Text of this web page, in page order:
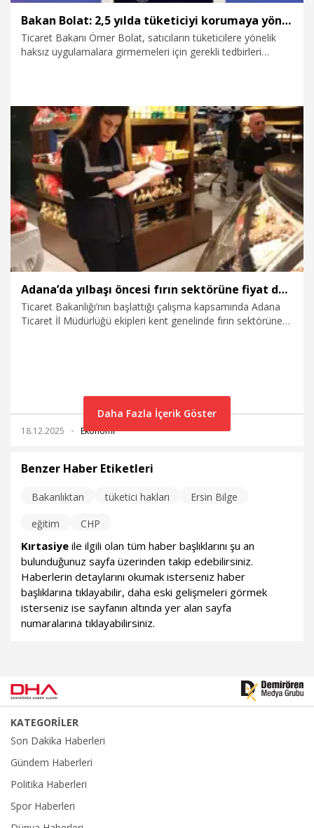
Bakan Bolat: 2,5 yılda tüketiciyi korumaya yönelik 6,8 milyar lira ceza uygulandı
Ticaret Bakanı Ömer Bolat, satıcıların tüketicilere yönelik
haksız uygulamalara girmemeleri için gerekli tedbirleri
idari para cezası uygulandı” dedi.
19.12.2025 Ekonomi
Adana’da yılbaşı öncesi fırın sektörüne fiyat denetimi
Ticaret Bakanlığı’nın başlattığı çalışma kapsamında Adana
Ticaret İl Müdürlüğü ekipleri kent genelinde fırın sektörüne
18.12.2025 Ekonomi
Daha Fazla İçerik Göster
Benzer Haber Etiketleri
Bakanlıktan tüketici hakları
Ersin Bilge
eğitim
CHP
Kırtasiye ile ilgili olan tüm haber başlıklarını şu an
bulunduğunuz sayfa üzerinden takip edebilirsiniz.
Haberlerin detaylarını okumak isterseniz haber
başlıklarına tıklayabilir, daha eski gelişmeleri görmek
isterseniz ise sayfanın altında yer alan sayfa
numaralarına tıklayabilirsiniz.
KATEGORİLER
Son Dakika Haberleri
Gündem Haberleri
Politika Haberleri
Spor Haberleri